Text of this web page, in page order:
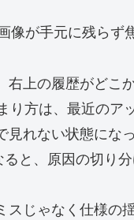
が手元に残らず
上の履歴がどこ
方は、最近のア
れない状態にな
と、原因の切り分
じゃなく仕様の